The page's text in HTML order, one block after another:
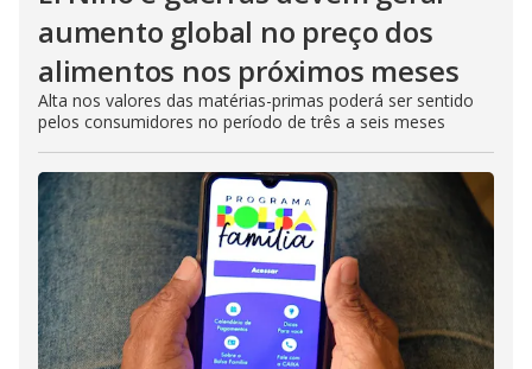
aumento global no preço dos
alimentos nos próximos meses
Alta nos valores das matérias-primas poderá ser sentido
pelos consumidores no período de três a seis meses